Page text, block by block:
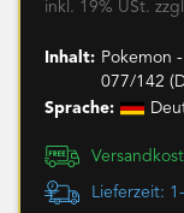
inkl. 19% USt.
Inhalt: Pokemon
077/142
Sprache:
Lieferzeit: